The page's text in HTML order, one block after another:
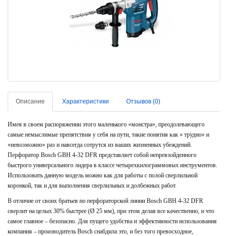
Описание Характеристики Отзывов (0)
Имея в своем распоряжении этого маленького «монстра», преодолевающего
самые немыслимые препятствия у себя на пути, такие понятия как « трудно» и
«невозможно» раз и навсегда сотрутся из ваших жизненных убеждений.
Перфоратор Bosch GBH 4-32 DFR представляет собой непревзойденного
быстрого универсального лидера в классе четырехкилограммовых инструментов.
Использовать данную модель можно как для работы с полой сверлильной
коронкой, так и для выполнения сверлильных и долбежных работ.
В отличие от своих братьев по перфораторской линии Bosch GBH 4-32 DFR
сверлит на целых 30% быстрее (Ø 25 мм), при этом делая все качественно, и что
самое главное – безопасно. Для пущего удобства и эффективности использования
компания – производитель Bosch снабдила это, и без того превосходное,